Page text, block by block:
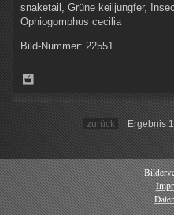
snaketail, Grüne keiljungfer,
Ophiogomphus cecilia
Bild-Nummer: 22551
zurück Ergebnis